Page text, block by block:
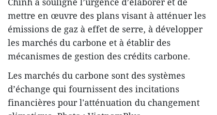
mettre en œuvre des plans visant à atténuer les
émissions de gaz à effet de serre, à développer
les marchés du carbone et à établir des
mécanismes de gestion des crédits carbone.
Les marchés du carbone sont des systèmes
d’échange qui fournissent des incitations
financières pour l'atténuation du changement